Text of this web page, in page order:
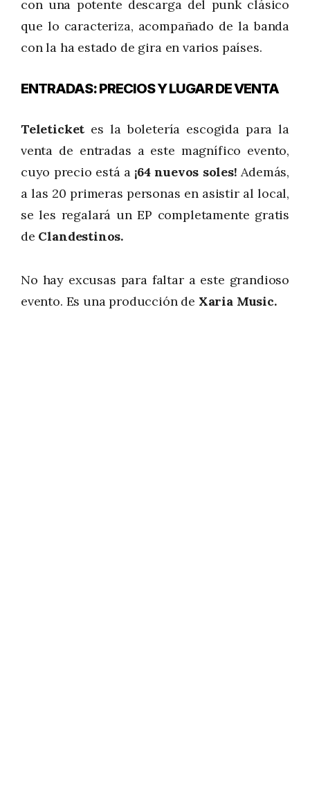
con una potente descarga del punk clásico
que lo caracteriza, acompañado de la banda
con la ha estado de gira en varios países.
ENTRADAS: PRECIOS Y LUGAR DE VENTA
Teleticket es la boletería escogida para la
venta de entradas a este magnífico evento,
cuyo precio está a ¡64 nuevos soles!Además,
a las 20 primeras personas en asistir al local,
se les regalará un EP completamente gratis
de Clandestinos.
No hay excusas para faltar a este grandioso
evento. Es una producción de Xaria Music.